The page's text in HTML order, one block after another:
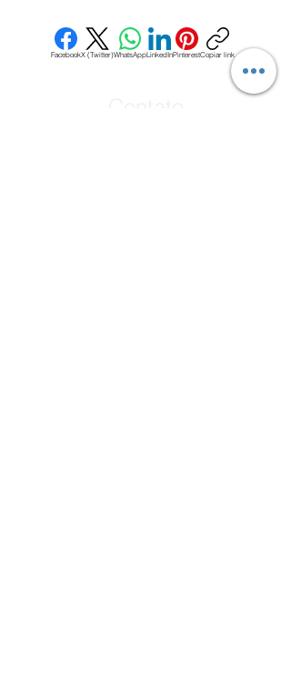
FacebookX (Twitter)WhatsAppLinkedInPinterestCopiar link